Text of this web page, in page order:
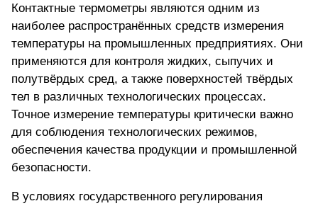
Контактные термометры являются одним из
наиболее распространённых средств измерения
температуры на промышленных предприятиях. Они
применяются для контроля жидких, сыпучих и
полутвёрдых сред, а также поверхностей твёрдых
тел в различных технологических процессах.
Точное измерение температуры критически важно
для соблюдения технологических режимов,
обеспечения качества продукции и промышленной
безопасности.
В условиях государственного регулирования